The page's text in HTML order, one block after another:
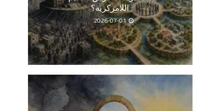
اللامركزية؟
2026-07-01